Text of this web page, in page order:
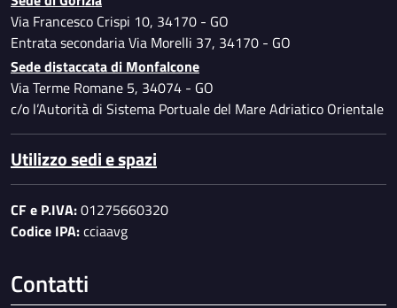
Dati ulteriori
Via Francesco Crispi 10, 34170 - GO
Entrata secondaria Via Morelli 37, 34170 - GO
Sede distaccata di Monfalcone
Via Terme Romane 5, 34074 - GO
c/o l’Autorità di Sistema Portuale del Mare Adriatico Orientale
Utilizzo sedi e spazi
CF e P.IVA:01275660320
Codice IPA:cciaavg
Contatti